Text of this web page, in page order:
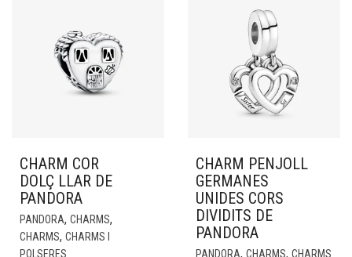
CHARM COR
DOLÇ LLAR DE
PANDORA
PANDORA, CHARMS,
CHARMS, CHARMS I
POLSERES
CHARM PENJOLL
GERMANES
UNIDES CORS
DIVIDITS DE
PANDORA
PANDORA, CHARMS, CHARMS